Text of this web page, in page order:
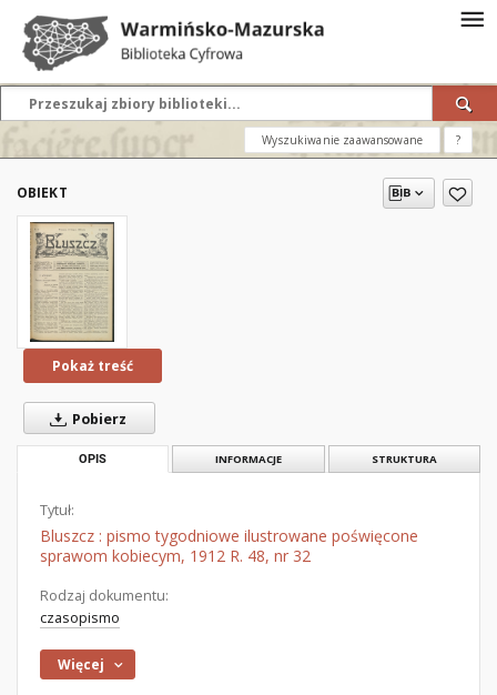
Wyszukiwanie zaawansowane ?
OBIEKT
Pokaż treść
Pobierz
OPIS INFORMACJE STRUKTURA
Tytuł:
Bluszcz : pismo tygodniowe ilustrowane poświęcone
sprawom kobiecym, 1912 R. 48, nr 32
Rodzaj dokumentu:
czasopismo
Więcej